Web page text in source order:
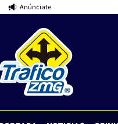
Anúnciate